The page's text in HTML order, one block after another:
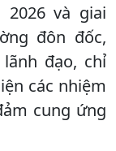
và giai
đôn đốc,
đạo, chỉ
các nhiệm
cung ứng